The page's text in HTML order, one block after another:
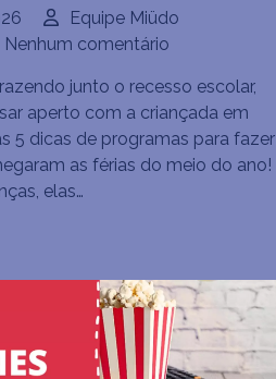
Equipe Miüdo
Nenhum comentárioem
dicas
de
programas
para
com
as
crianças
junto o recesso escolar,
aperto com a criançada em
5 dicas de programas para fazer
as férias do meio do ano!
elas…